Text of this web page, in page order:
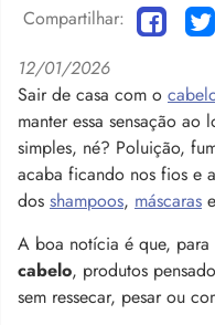
Compartilhar:
12/01/2026
Sair de casa com o
manter essa sensação
simples, né? Poluição,
acaba ficando nos fios e
dos shampoos, máscaras e
A boa notícia é que, para
cabelo, produtos
sem ressecar, pesar ou